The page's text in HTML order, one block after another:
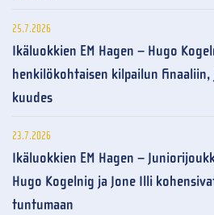
25.7.2026
Ikäluokkien EM Hagen – Hugo
henkilökohtaisen kilpailun
kuudes
23.7.2026
Ikäluokkien EM Hagen –
Hugo Kogelnig ja Jone Illi
tuntumaan